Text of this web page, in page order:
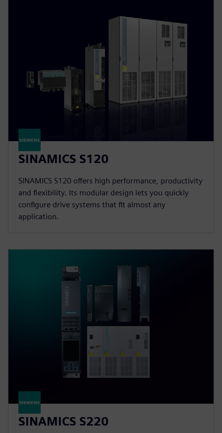
SINAMICS S120
SINAMICS S120 offers high performance, productivity
and flexibility. Its modular design lets you quickly
configure drive systems that fit almost any
application.
SINAMICS S220